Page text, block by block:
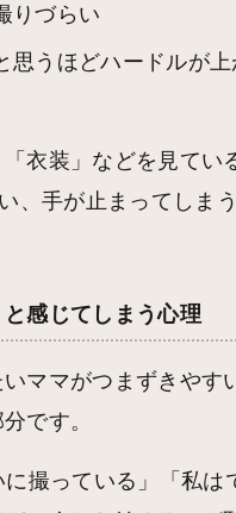
りづらい
思うほどハードルが
衣装」などを見てい
、手が止まってしま
感じてしまう心理
ママがつまずきやす
です。
に撮っている」「私は